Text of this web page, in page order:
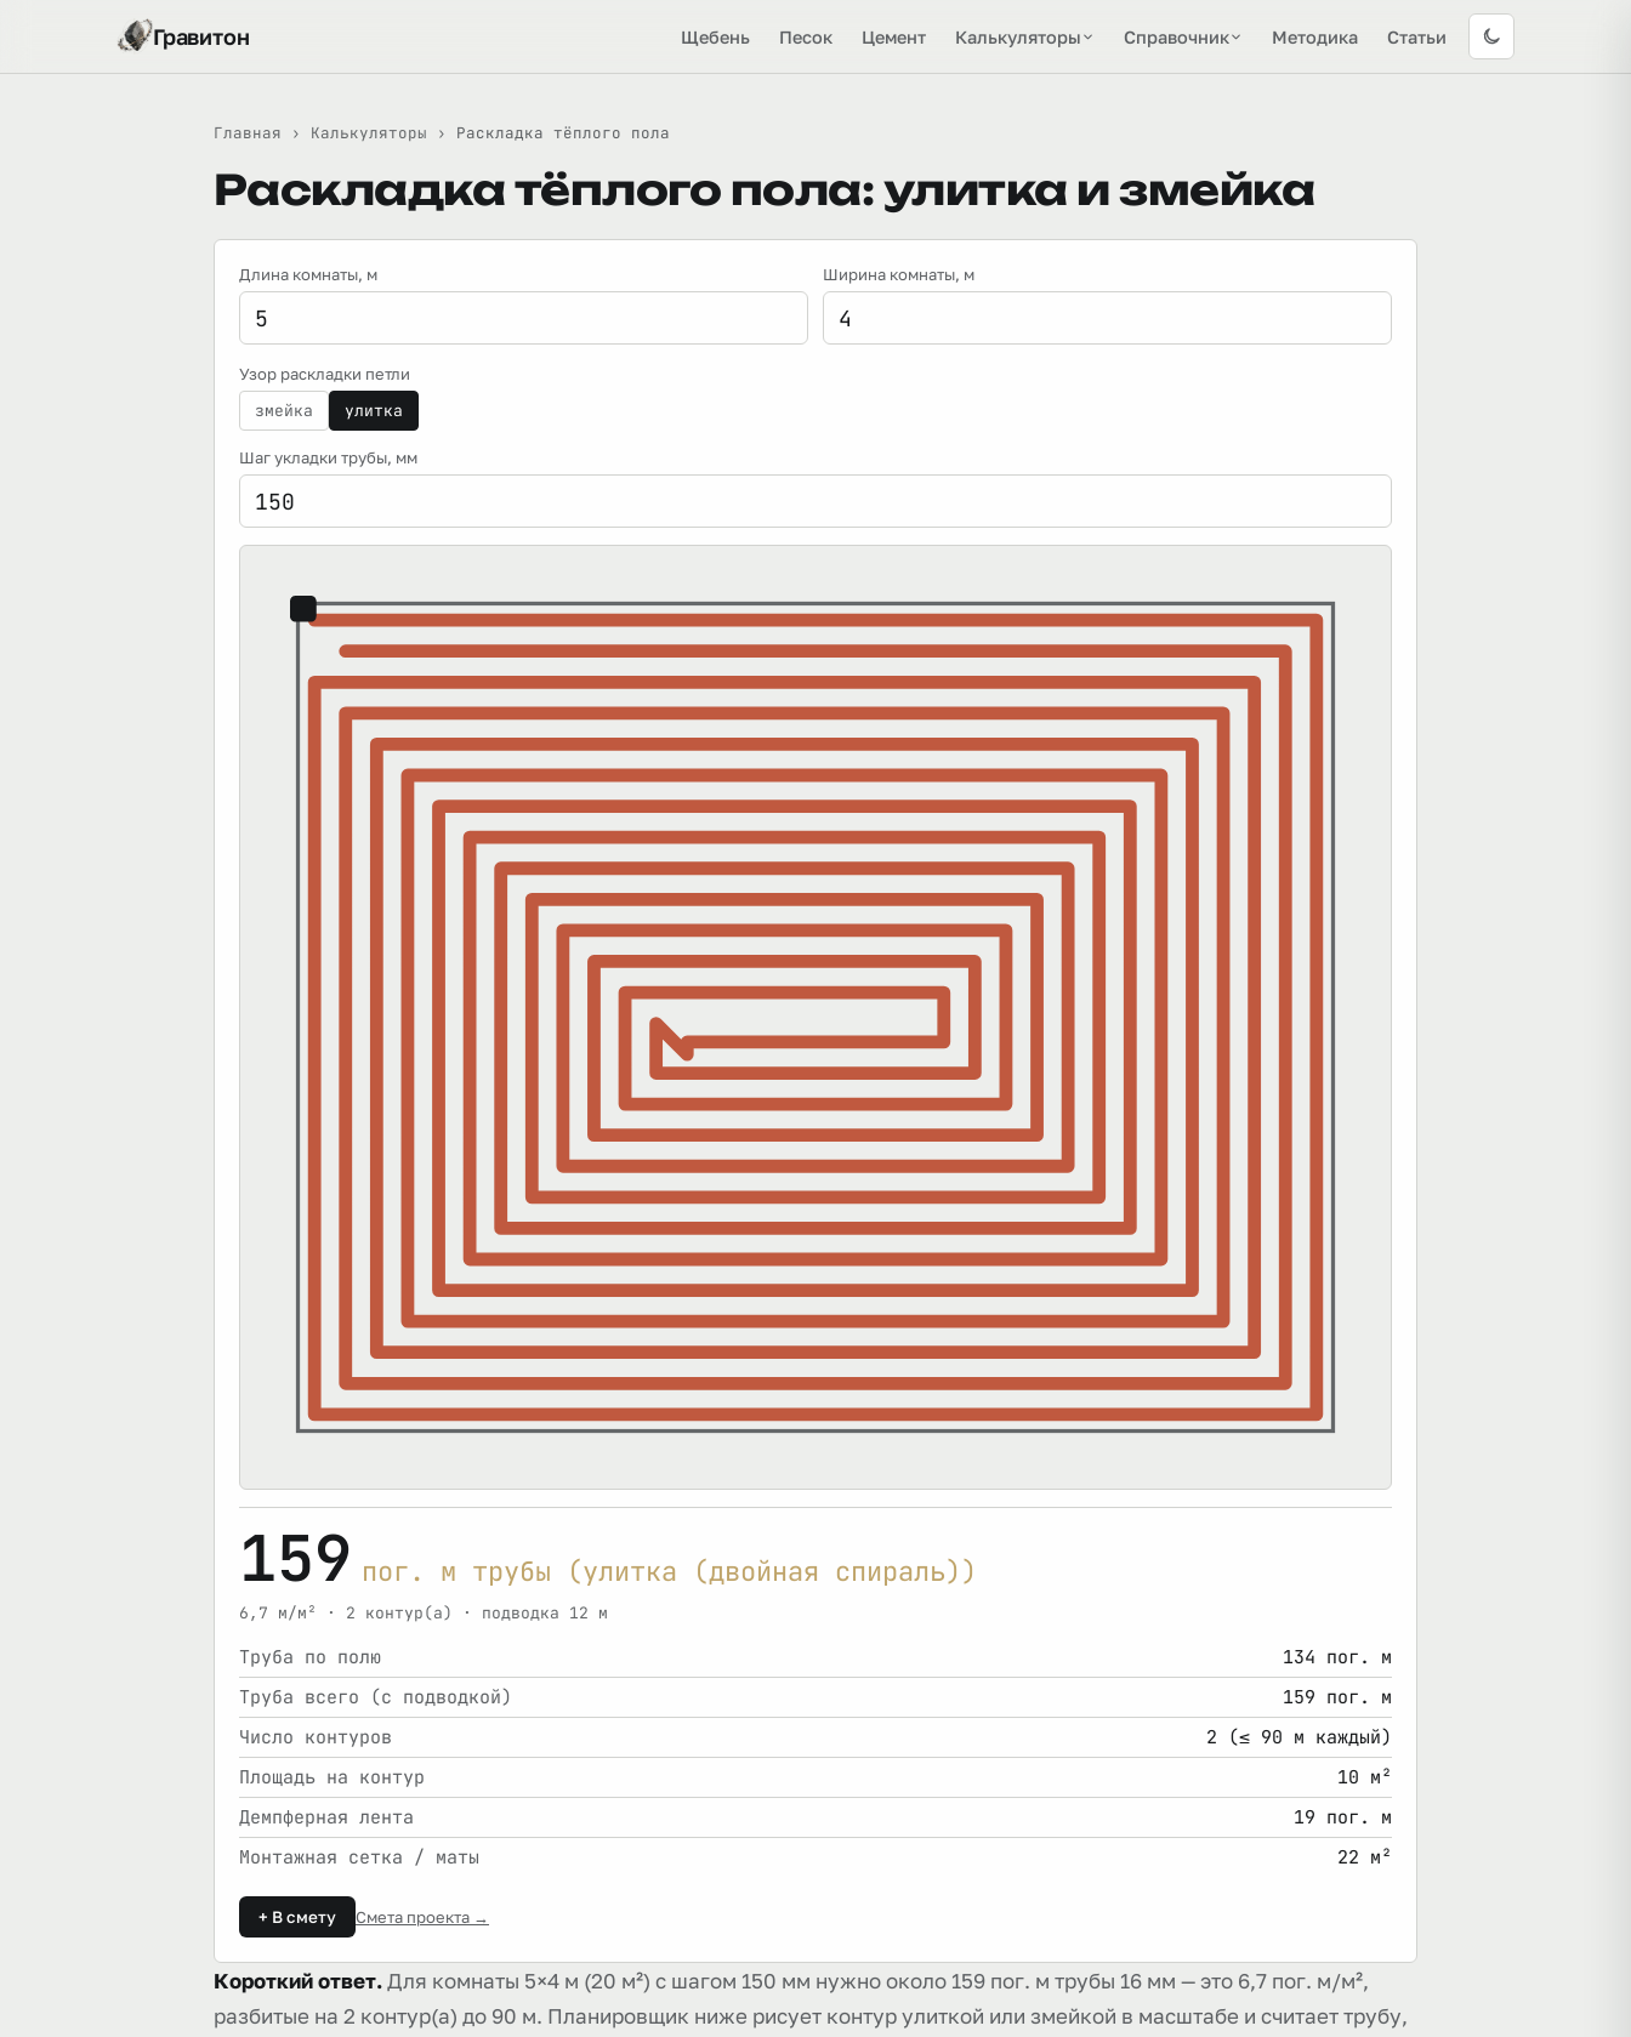
Гравитон Щебень Песок Цемент Калькуляторы Справочник Методика Статьи
Главная › Калькуляторы › Раскладка тёплого пола
Раскладка тёплого пола: улитка и змейка
Длина комнаты, м Ширина комнаты, м
Узор раскладки петли
змейка улитка
Шаг укладки трубы, мм
159 пог. м трубы (улитка (двойная спираль))
6,7 м/м² · 2 контур(а) · подводка 12 м
Труба по полю
134 пог. м
Труба всего (с подводкой)
159 пог. м
Число контуров
2 (≤ 90 м каждый)
Площадь на контур
10 м²
Демпферная лента
19 пог. м
Монтажная сетка / маты
22 м²
+ В смету Смета проекта →
Короткий ответ.Для комнаты 5×4 м (20 м²) с шагом 150 мм нужно около 159 пог. м трубы 16 мм — это 6,7 пог. м/м²,
разбитые на 2 контур(а) до 90 м. Планировщик ниже рисует контур улиткой или змейкой в масштабе и считает трубу,